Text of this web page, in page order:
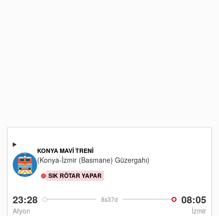
23:28 8s37d 08:05
Afyon İzmir
KONYA MAVI TRENI
(Konya-İzmir (Basmane) Güzergahı)
SIK RÖTAR YAPAR